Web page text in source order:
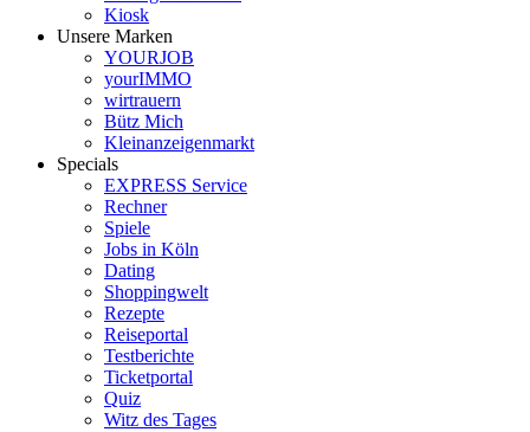
Kiosk
Unsere Marken
YOURJOB
yourIMMO
wirtrauern
Bütz Mich
Kleinanzeigenmarkt
Specials
EXPRESS Service
Rechner
Spiele
Jobs in Köln
Dating
Shoppingwelt
Rezepte
Reiseportal
Testberichte
Ticketportal
Quiz
Witz des Tages